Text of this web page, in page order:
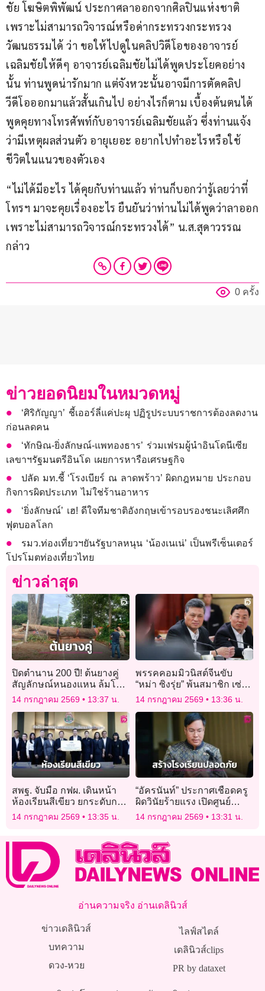
ชัย โฆษิตพิพัฒน์ ประกาศลาออกจากศิลปินแห่งชาติ
เพราะไม่สามารถวิจารณ์หรือด่ากระทรวงกระทรวง
วัฒนธรรมได้ ว่า ขอให้ไปดูในคลิปวิดีโอของอาจารย์
เฉลิมชัยให้ดีๆ อาจารย์เฉลิมชัยไม่ได้พูดประโยคอย่าง
นั้น ท่านพูดน่ารักมาก แต่จังหวะนั้นอาจมีการตัดคลิป
วีดีโอออกมาแล้วสั้นเกินไป อย่างไรก็ตาม เบื้องต้นตนได้
พูดคุยทางโทรศัพท์กับอาจารย์เฉลิมชัยแล้ว ซึ่งท่านแจ้ง
ว่ามีเหตุผลส่วนตัว อายุเยอะ อยากไปทำอะไรหรือใช้
ชีวิตในแนวของตัวเอง
“ไม่ได้มีอะไร ได้คุยกับท่านแล้ว ท่านก็บอกว่ารู้เลยว่าที่
โทรฯ มาจะคุยเรื่องอะไร ยืนยันว่าท่านไม่ได้พูดว่าลาออก
เพราะไม่สามารถวิจารณ์กระทรวงได้” น.ส.สุดาวรรณ
กล่าว
0 ครั้ง
ข่าวยอดนิยมในหมวดหมู่
‘ศิริกัญญา’ ชี้เออร์ลี่แค่ปะผุ ปฏิรูประบบราชการต้องลดงาน
ก่อนลดคน
‘ทักษิณ-ยิ่งลักษณ์-แพทองธาร’ ร่วมเฟรมผู้นำอินโดนีเซีย
เลขาฯรัฐมนตรีอินโด เผยการหารือเศรษฐกิจ
ปลัด มท.ชี้ ‘โรงเบียร์ ณ ลาดพร้าว’ ผิดกฎหมาย ประกอบ
กิจการผิดประเภท ไม่ใช่ร้านอาหาร
‘ยิ่งลักษณ์’ เฮ! ดีใจทีมชาติอังกฤษเข้ารอบรองชนะเลิศศึก
ฟุตบอลโลก
รมว.ท่องเที่ยวฯยันรัฐบาลหนุน ‘น้องเนเน่’ เป็นพรีเซ็นเตอร์
โปรโมตท่องเที่ยวไทย
ข่าวล่าสุด
ปิดตำนาน 200 ปี! ต้นยางคู่
สัญลักษณ์หนองแหน ล้มโค่น
เซ่นพิษฝนถล่ม
14 กรกฎาคม 2569 13:37 น.
พรรคคอมมิวนิสต์จีนขับ
“หม่า ซิงรุ่ย” พ้นสมาชิก เซ่น
ข้อหาคอร์รัปชันร้ายแรง
14 กรกฎาคม 2569 13:36 น.
สพฐ. จับมือ กฟผ. เดินหน้า
ห้องเรียนสีเขียว ยกระดับการ
เรียนรู้ด้านพลังงาน
14 กรกฎาคม 2569 13:35 น.
“อัครนันท์” ประกาศเชือดครู
ผิดวินัยร้ายแรง เปิดศูนย์
พิทักษ์สิทธิฯ สร้างโรงเรียน
ปลอดภัย
14 กรกฎาคม 2569 13:31 น.
อ่านความจริง อ่านเดลินิวส์
ข่าวเดลินิวส์
บทความ
ดวง-หวย
ไลฟ์สไตล์
เดลินิวส์clips
PR by dataxet